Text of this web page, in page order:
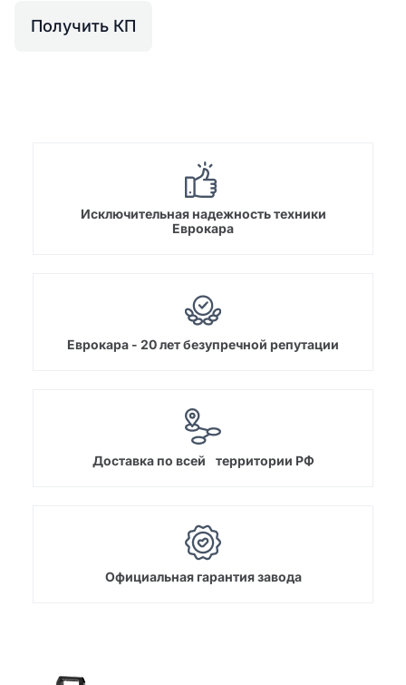
Получить КП
Исключительная надежность техники
Еврокара
Еврокара - 20 лет безупречной репутации
Доставка по всей территории РФ
Официальная гарантия завода